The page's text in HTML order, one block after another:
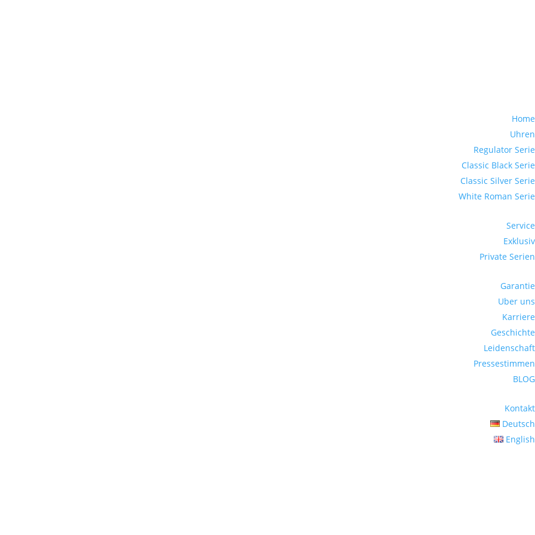
Home
Uhren
Regulator Serie
Classic Black Serie
Classic Silver Serie
White Roman Serie
Service
Exklusiv
Private Serien
Garantie
Uber uns
Karriere
Geschichte
Leidenschaft
Pressestimmen
BLOG
Kontakt
Deutsch
English